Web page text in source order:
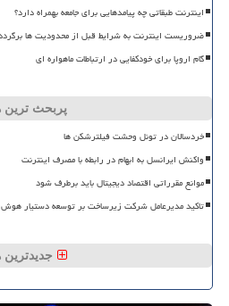
اینترنت طبقاتی چه پیامدهایی برای جامعه بهمراه دارد؟
ضروریست اینترنت به شرایط قبل از محدودیت ها
گام اروپا برای خودکفایی در ارتباطات ماهواره ای
پربحث ترین
خردسالان در تونل وحشت فیلترشکن ها
واکنش ایرانسل به ابهام در رابطه با مصرف اینترنت
موانع مقرراتی اقتصاد دیجیتال باید برطرف شود
تاکید مدیرعامل شرکت زیرساخت بر توسعه دستیار
جدیدترین